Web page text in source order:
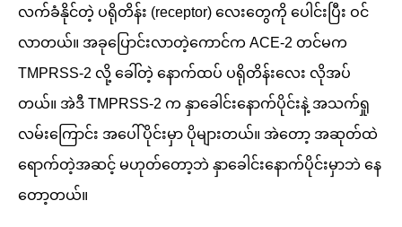
လက်ခံနိုင်တဲ့ ပရိုတိန်း (receptor) လေးတွေကို ပေါင်းပြီး ဝင်
လာတယ်။ အခုပြောင်းလာတဲ့ကောင်က ACE-2 တင်မက
TMPRSS-2 လို့ ခေါ်တဲ့ နောက်ထပ် ပရိုတိန်းလေး လိုအပ်
တယ်။ အဲဒီ TMPRSS-2 က နှာခေါင်းနောက်ပိုင်းနဲ့ အသက်ရှု
လမ်းကြောင်း အပေါ်ပိုင်းမှာ ပိုများတယ်။ အဲတော့ အဆုတ်ထဲ
ရောက်တဲ့အဆင့် မဟုတ်တော့ဘဲ နှာခေါင်းနောက်ပိုင်းမှာဘဲ နေ
တော့တယ်။